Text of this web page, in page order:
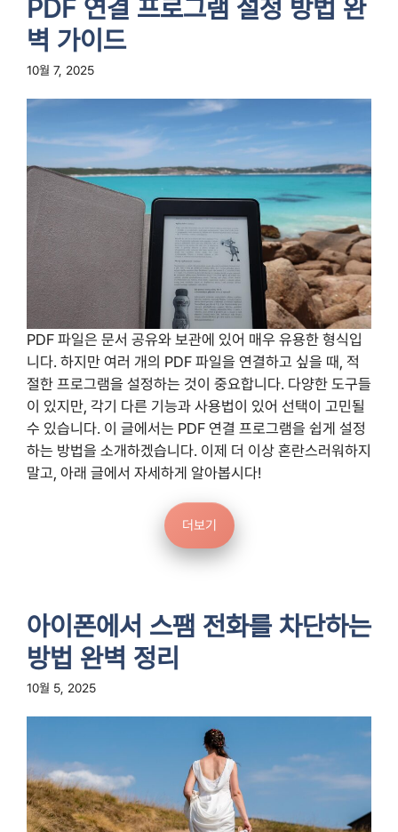
PDF 연결 프로그램 설정 방법 완
벽 가이드
10월 7, 2025
PDF 파일은 문서 공유와 보관에 있어 매우 유용한 형식입
니다. 하지만 여러 개의 PDF 파일을 연결하고 싶을 때, 적
절한 프로그램을 설정하는 것이 중요합니다. 다양한 도구들
이 있지만, 각기 다른 기능과 사용법이 있어 선택이 고민될
수 있습니다. 이 글에서는 PDF 연결 프로그램을 쉽게 설정
하는 방법을 소개하겠습니다. 이제 더 이상 혼란스러워하지
말고, 아래 글에서 자세하게 알아봅시다!
더보기
아이폰에서 스팸 전화를 차단하는
방법 완벽 정리
10월 5, 2025